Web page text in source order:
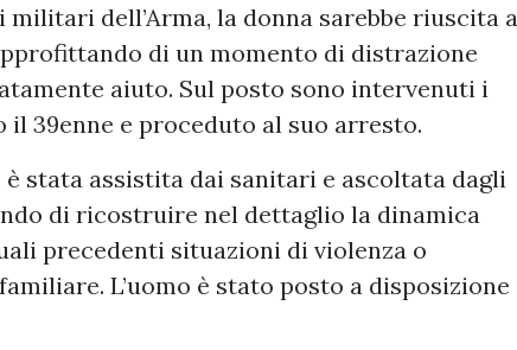
dell’Arma, la donna sarebbe riuscita a
di un momento di distrazione
aiuto. Sul posto sono intervenuti i
39enne e proceduto al suo arresto.
stata assistita dai sanitari e ascoltata dagli
di ricostruire nel dettaglio la dinamica
precedenti situazioni di violenza o
L’uomo è stato posto a disposizione